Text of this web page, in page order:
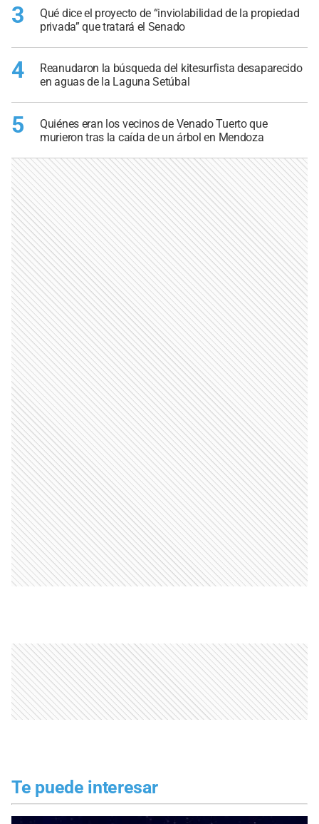
3
Qué dice el proyecto de “inviolabilidad de la propiedad
privada” que tratará el Senado
4
Reanudaron la búsqueda del kitesurfista desaparecido
en aguas de la Laguna Setúbal
5
Quiénes eran los vecinos de Venado Tuerto que
murieron tras la caída de un árbol en Mendoza
Te puede interesar